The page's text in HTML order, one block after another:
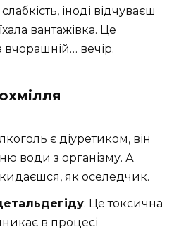
слабкість, іноді відчуваєш
вантажівка. Це
вчорашній… вечір.
є діуретиком, він
води з організму. А
як оселедчик.
: Це токсична
в процесі